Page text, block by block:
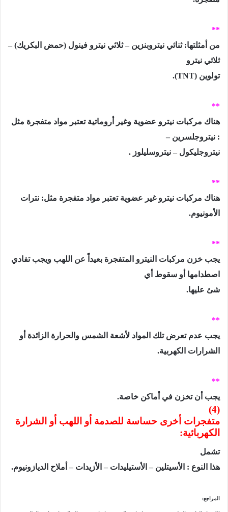
**
من أمثلتها: ثنائي نيتروبنزين – ثلاثي نيترو فينول (حمض البكريك) –
ثلاثي نيترو
تولوين (TNT)
.
**
هناك مركبات نيترو عضوية وغير أروماتية تعتبر مواد متفجرة مثل
: نيتروجلسرين –
نيتروجليكول – نيتروسليلوز .
**
هناك مركبات نيترو غير عضوية تعتبر مواد متفجرة مثل: نترات
الأمونيوم.
**
يجب خزن مركبات النيترو المتفجرة بعيداً عن اللهب ويجب تفادي
اصطدامها أو سقوط أي
شئ عليها.
**
يجب عدم تعرض تلك المواد لأشعة الشمس والحرارة الزائدة أو
الشرارات الكهربية.
**
يجب أن تخزن في أماكن خاصة.
(4)
متفجرات أخرى حساسة للصدمة أو اللهب أو الشرارة
الكهربائية:
تشمل
هذا النوع : الأسيتلين – الأستيليدات – الأزيدات – أملاح الديازونيوم.
المراجع: